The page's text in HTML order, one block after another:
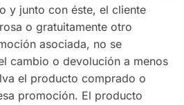
y junto con éste, el cliente
o gratuitamente otro
asociada, no se
cambio o devolución a menos
el producto comprado o
promoción. El producto